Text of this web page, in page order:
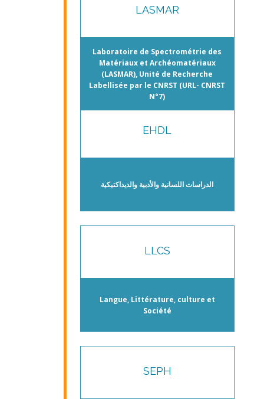
LASMAR
Laboratoire de Spectrométrie des
Matériaux et Archéomatériaux
(LASMAR), Unité de Recherche
Labellisée par le CNRST (URL- CNRST
N°7)
EHDL
الدراسات اللسانية والأدبية والديداكتيكية
LLCS
Langue, Littérature, culture et
Société
SEPH